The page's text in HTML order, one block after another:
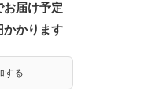
お届け予定
かかります
する